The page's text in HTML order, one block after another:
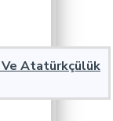
Ve Atatürkçülük